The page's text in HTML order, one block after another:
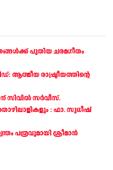
പുതിയ ചരമഗീതം
ആത്മീയ രാഷ്ട്രീയത്തിന്റെ
സിവിൽ സർവീസ്.
: ഫാ. സുധീഷ്
പത്രവുമായി ശ്രീമാന്‍